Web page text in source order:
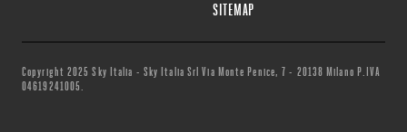
SITEMAP
Copyright 2025 Sky Italia - Sky Italia Srl Via Monte Penice, 7 - 20138 Milano P.IVA
04619241005.